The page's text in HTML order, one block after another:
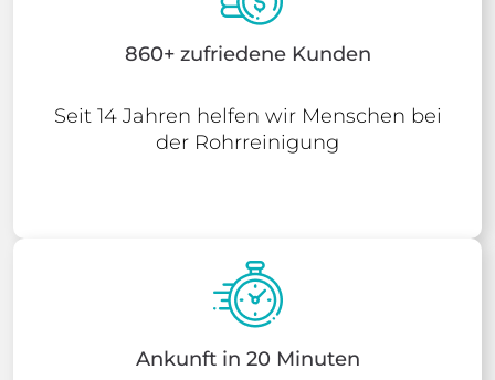
860+ zufriedene Kunden
Seit 14 Jahren helfen wir Menschen bei
der Rohrreinigung
Ankunft in 20 Minuten